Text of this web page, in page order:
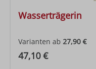
Wasserträgerin
Varianten ab 27,90 €
Regulärer Preis:
47,10 €